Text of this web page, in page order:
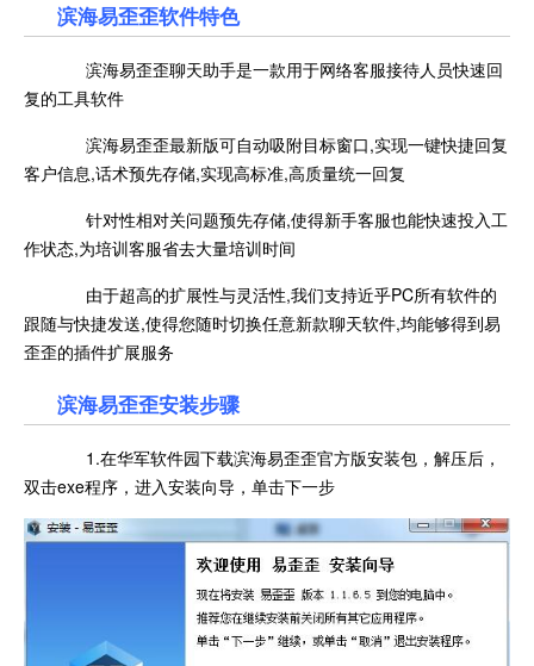
滨海易歪歪软件特色
滨海易歪歪聊天助手是一款用于网络客服接待人员快速回
复的工具软件
滨海易歪歪最新版可自动吸附目标窗口,实现一键快捷回复
客户信息,话术预先存储,实现高标准,高质量统一回复
针对性相对关问题预先存储,使得新手客服也能快速投入工
作状态,为培训客服省去大量培训时间
由于超高的扩展性与灵活性,我们支持近乎PC所有软件的
跟随与快捷发送,使得您随时切换任意新款聊天软件,均能够得到易
歪歪的插件扩展服务
滨海易歪歪安装步骤
1.在华军软件园下载滨海易歪歪官方版安装包，解压后，
双击exe程序，进入安装向导，单击下一步